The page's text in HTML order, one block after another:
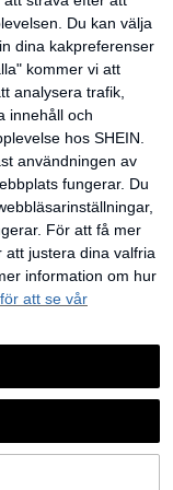
axel-/ryggsäcksv
behållare för skönh
kosmetikaorganisatör för
lådor, flerskiktad smi
med stor kapacitet och
perfekt för badrum, sm
hudvård, sminkbo
ansiktsmasker m.
1
Du kan välja
dina kakpreferenser
kommer vi att
analysera trafik,
innehåll och
hos SHEIN.
användningen av
fungerar. Du
För att få mer
justera dina valfria
information om hur
att se vår